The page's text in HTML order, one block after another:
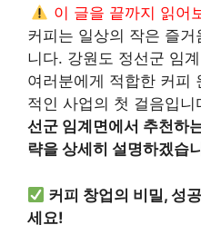
이 글을 끝까지 읽어
커피는 일상의 작은 즐
니다. 강원도 정선군 임
여러분에게 적합한 커피
적인 사업의 첫 걸음입니
선군 임계면에서 추천하
략을 상세히 설명하겠습
커피 창업의 비밀, 성
세요!